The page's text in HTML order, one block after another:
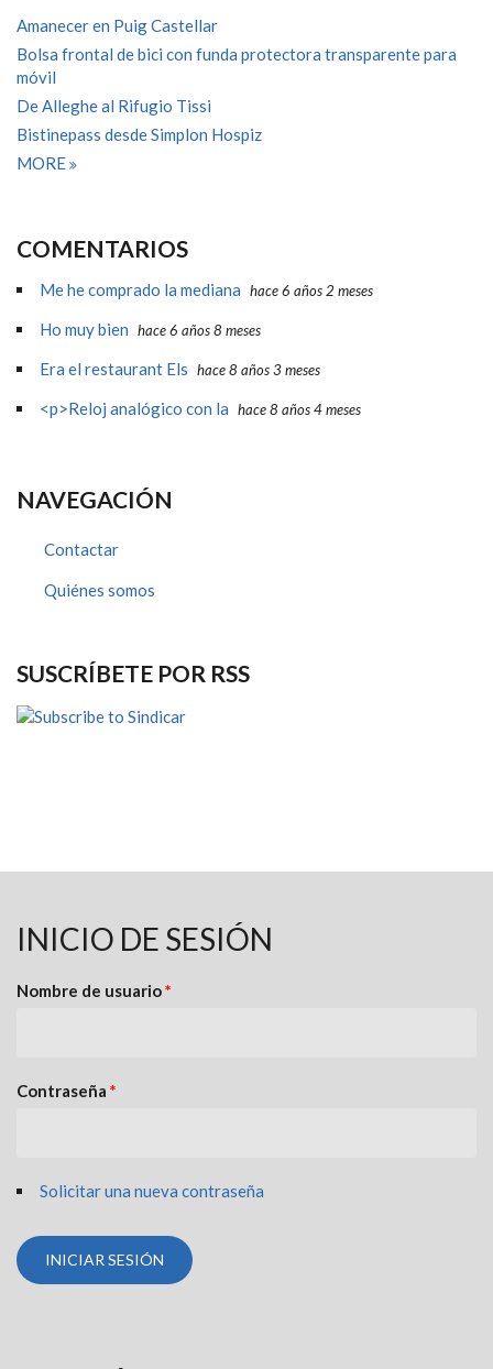
Amanecer en Puig Castellar
Bolsa frontal de bici con funda protectora transparente para
móvil
De Alleghe al Rifugio Tissi
Bistinepass desde Simplon Hospiz
MORE
COMENTARIOS
Me he comprado la mediana hace 6 años 2 meses
Ho muy bien hace 6 años 8 meses
Era el restaurant Els hace 8 años 3 meses
<p>Reloj analógico con la hace 8 años 4 meses
NAVEGACIÓN
Contactar
Quiénes somos
SUSCRÍBETE POR RSS
INICIO DE SESIÓN
Nombre de usuario*
Contraseña *
Solicitar una nueva contraseña